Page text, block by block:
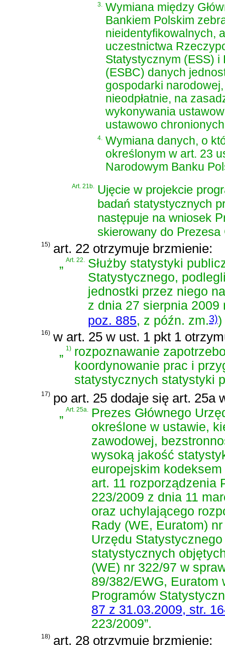
3. Wymiana między
Bankiem Polskim
nieidentyfikowalnych,
uczestnictwa
Statystycznym (ESS)
(ESBC) danych
gospodarki
nieodpłatnie, na
wykonywania
ustawowo
4. Wymiana danych, o
określonym w art. 23
Narodowym Banku
Art. 21b. Ujęcie w projekcie
badań statystycznych
następuje na wniosek
skierowany do Prezesa
15) art. 22 otrzymuje brzmienie:
„Art. 22.
Służby statystyki
Statystycznego,
jednostki przez niego
z dnia 27 sierpnia
poz. 885, z późn. zm.3))
16) w art. 25 w ust. 1 pkt 1
„1) rozpoznawanie
koordynowanie prac i
statystycznych statystyki
17) po art. 25 dodaje się art. 25a
„Art. 25a. Prezes Głównego
określone w ustawie,
zawodowej,
wysoką jakość
europejskim
art. 11 rozporządzenia
223/2009 z dnia 11
oraz uchylającego
Rady (WE, Euratom)
Urzędu
statystycznych
(WE) nr 322/97 w
89/382/EWG, Euratom
Programów
87 z 31.03.2009, str.
223/2009”.
18) art. 28 otrzymuje brzmienie: